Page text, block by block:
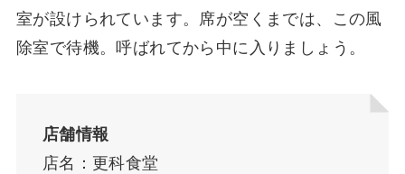
室が設けられています。席が空くまでは、この風
除室で待機。呼ばれてから中に入りましょう。
店舗情報
店名：更科食堂